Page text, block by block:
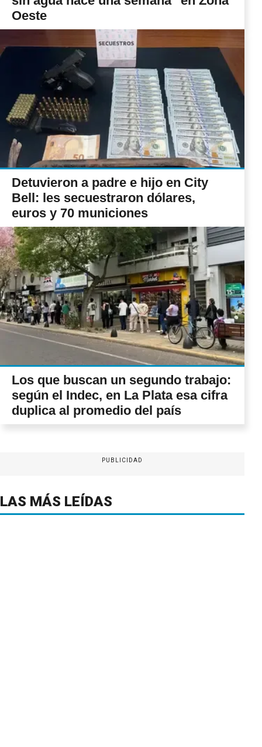
Oeste
Detuvieron a padre e hijo en City
Bell: les secuestraron dólares,
euros y 70 municiones
Los que buscan un segundo trabajo:
según el Indec, en La Plata esa cifra
duplica al promedio del país
PUBLICIDAD
LAS MÁS LEÍDAS